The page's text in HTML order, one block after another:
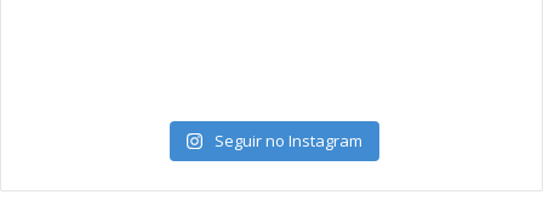
Seguir no Instagram